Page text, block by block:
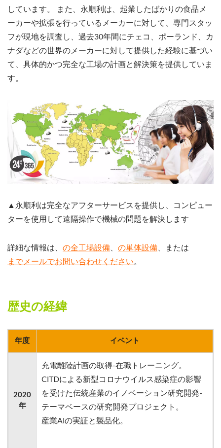
しています。 また、永順利は、起業したばかりの食品メ
ーカーや拡張を行っているメーカーに対して、専門スタッ
フが現地を調査し、過去30年間にチェコ、ポーランド、カ
ナダなどの世界のメーカーに対して提供した経験に基づい
て、具体的かつ完全な工場の計画と解決策を提供していま
す。
▲永順利は完全なアフターサービスを提供し、コンピュー
ターを使用して遠隔操作で機械の問題を解決します
詳細な情報は、 の全工場設備 の単体設備 、または
までメールでお問い合わせください。
歴史の経緯
年度 イベント
2020
年
充電離陸計画の取得-在職トレーニング。
CITDによる新型コロナウイルス感染症の影響
を受けた伝統産業のイノベーション研究開発-
テーマベースの研究開発プロジェクト。
産業AIの実証と製品化。